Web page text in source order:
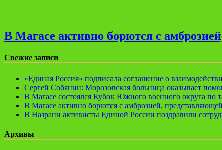
В Магасе активно борются с
Свежие записи
«Единая Россия» подписала соглашение о
Сергей Собянин: Морозовская больница оказывает
В Магасе состоялся Кубок Южного военного округа по
В Магасе активно борются с амброзией,
В Назрани активисты Единой России поздравили
Архивы